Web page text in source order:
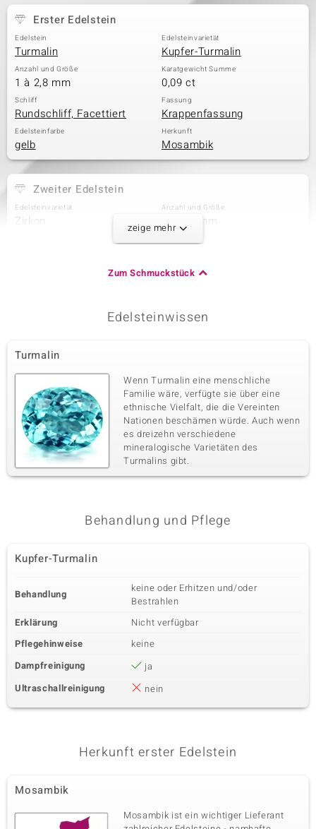
Erster Edelstein
Edelstein
Turmalin
Edelsteinvarietät
Kupfer-Turmalin
Anzahl und Größe
1 à 2,8 mm
Karatgewicht Summe
0,09 ct
Schliff
Rundschliff, Facettiert
Fassung
Krappenfassung
Edelsteinfarbe
gelb
Herkunft
Mosambik
Zweiter Edelstein
Edelsteinvarietät
Zirkon
Anzahl und Größe
8 à 1,4 mm
Herkunft
Zirkon
Karatgewicht Summe
0,168 ct
Schliff
Runder Brillantschliff
Fassung
Pavéfassung
Herkunft
Kambodscha
zeige mehr
Zum Schmuckstück
Edelsteinwissen
Turmalin
Wenn Turmalin eine menschliche
Familie wäre, verfügte sie über eine
ethnische Vielfalt, die die Vereinten
Nationen beschämen würde. Auch wenn
es dreizehn verschiedene
mineralogische Varietäten des
Turmalins gibt.
Behandlung und Pflege
Kupfer-Turmalin
Behandlung
keine oder Erhitzen und/oder
Bestrahlen
Erklärung
Nicht verfügbar
Pflegehinweise
keine
Dampfreinigung
ja
Ultraschallreinigung
nein
Herkunft erster Edelstein
Mosambik
Mosambik ist ein wichtiger Lieferant